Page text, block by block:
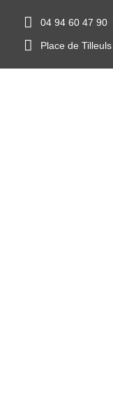
04 94 60 47 90
Place de